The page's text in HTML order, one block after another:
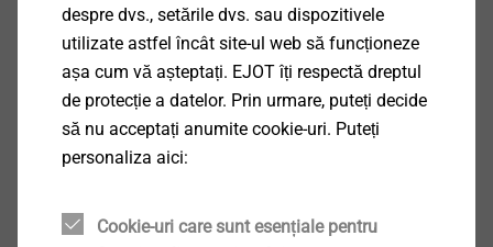
despre dvs., setările dvs. sau dispozitivele
utilizate astfel încât site-ul web să funcționeze
așa cum vă așteptați. EJOT îți respectă dreptul
de protecție a datelor. Prin urmare, puteți decide
să nu acceptați anumite cookie-uri. Puteți
personaliza aici:
Cookie-uri care sunt esențiale pentru